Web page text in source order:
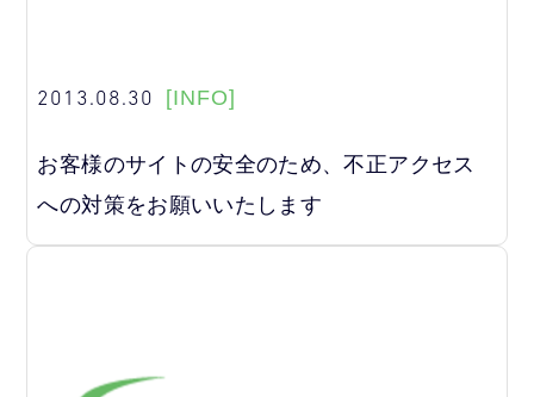
2013.08.30 [INFO]
お客様のサイトの安全のため、不正アクセス
への対策をお願いいたします